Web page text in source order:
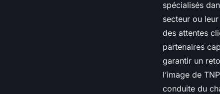
spécialisés
secteur ou
des attentes
partenaires
garantir un
l’image de
conduite du